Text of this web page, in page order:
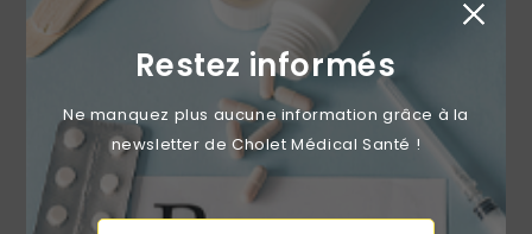
Restez informés
Ne manquez plus aucune information grâce à la
newsletter de Cholet Médical Santé !